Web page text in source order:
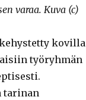
varaa. Kuva (c)
kovilla
työryhmän
tarinan